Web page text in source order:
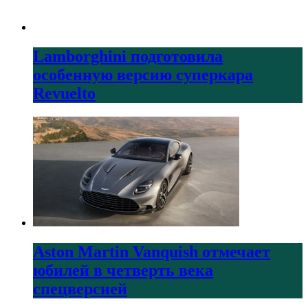
Lamborghini подготовила
особенную версию суперкара
Revuelto
Aston Martin Vanquish отмечает
юбилей в четверть века
спецверсией